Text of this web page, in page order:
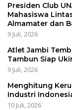
Presiden Club
Mahasiswa
Almamater dan
9 Juli, 2026
Atlet Jambi
Tambun Siap
9 Juli, 2026
Menghitung
Industri
10 Juli, 2026